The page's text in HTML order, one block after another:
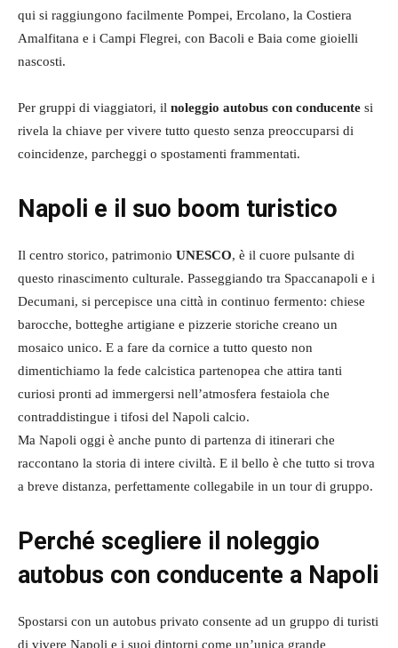
qui si raggiungono facilmente Pompei, Ercolano, la Costiera
Amalfitana e i Campi Flegrei, con Bacoli e Baia come gioielli
nascosti.
Per gruppi di viaggiatori, il noleggio autobus con conducente si
rivela la chiave per vivere tutto questo senza preoccuparsi di
coincidenze, parcheggi o spostamenti frammentati.
Napoli e il suo boom turistico
Il centro storico, patrimonio UNESCO, è il cuore pulsante di
questo rinascimento culturale. Passeggiando tra Spaccanapoli e i
Decumani, si percepisce una città in continuo fermento: chiese
barocche, botteghe artigiane e pizzerie storiche creano un
mosaico unico. E a fare da cornice a tutto questo non
dimentichiamo la fede calcistica partenopea che attira tanti
curiosi pronti ad immergersi nell’atmosfera festaiola che
contraddistingue i tifosi del Napoli calcio.
Ma Napoli oggi è anche punto di partenza di itinerari che
raccontano la storia di intere civiltà. E il bello è che tutto si trova
a breve distanza, perfettamente collegabile in un tour di gruppo.
Perché scegliere il noleggio
autobus con conducente a Napoli
Spostarsi con un autobus privato consente ad un gruppo di turisti
di vivere Napoli e i suoi dintorni come un’unica grande